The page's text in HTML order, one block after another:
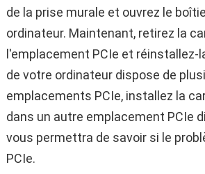
de la prise murale et ouvrez le
ordinateur. Maintenant, retirez la
l'emplacement PCIe et réinstallez-
de votre ordinateur dispose de
emplacements PCIe, installez la
dans un autre emplacement PCIe
vous permettra de savoir si le
PCIe.